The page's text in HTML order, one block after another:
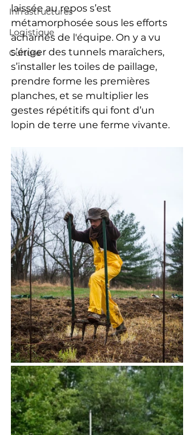
Infrastructures
Logistique
Culture
laissée au repos s’est
métamorphosée sous les efforts
acharnés de l'équipe. On y a vu
s’ériger des tunnels maraîchers,
s’installer les toiles de paillage,
prendre forme les premières
planches, et se multiplier les
gestes répétitifs qui font d’un
lopin de terre une ferme vivante.